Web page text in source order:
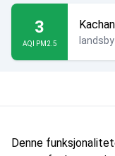
3
AQI PM2.5 landsby
Denne